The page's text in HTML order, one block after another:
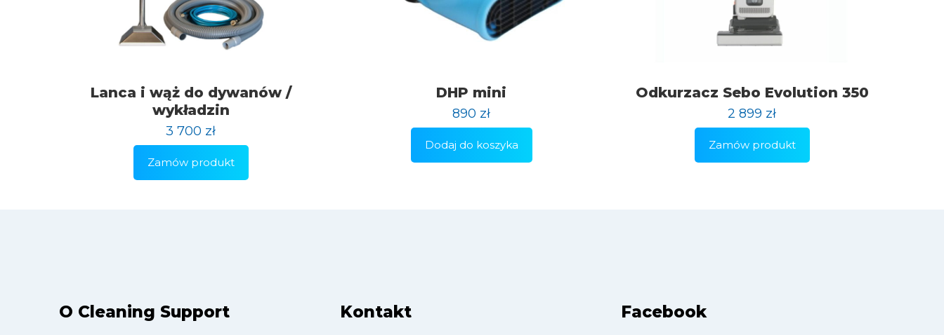
Lanca i wąż do dywanów /
wykładzin
3 700 zł
Zamów produkt
DHP mini
890 zł
Dodaj do koszyka
Odkurzacz Sebo Evolution 350
2 899 zł
Zamów produkt
O Cleaning Support Kontakt Facebook